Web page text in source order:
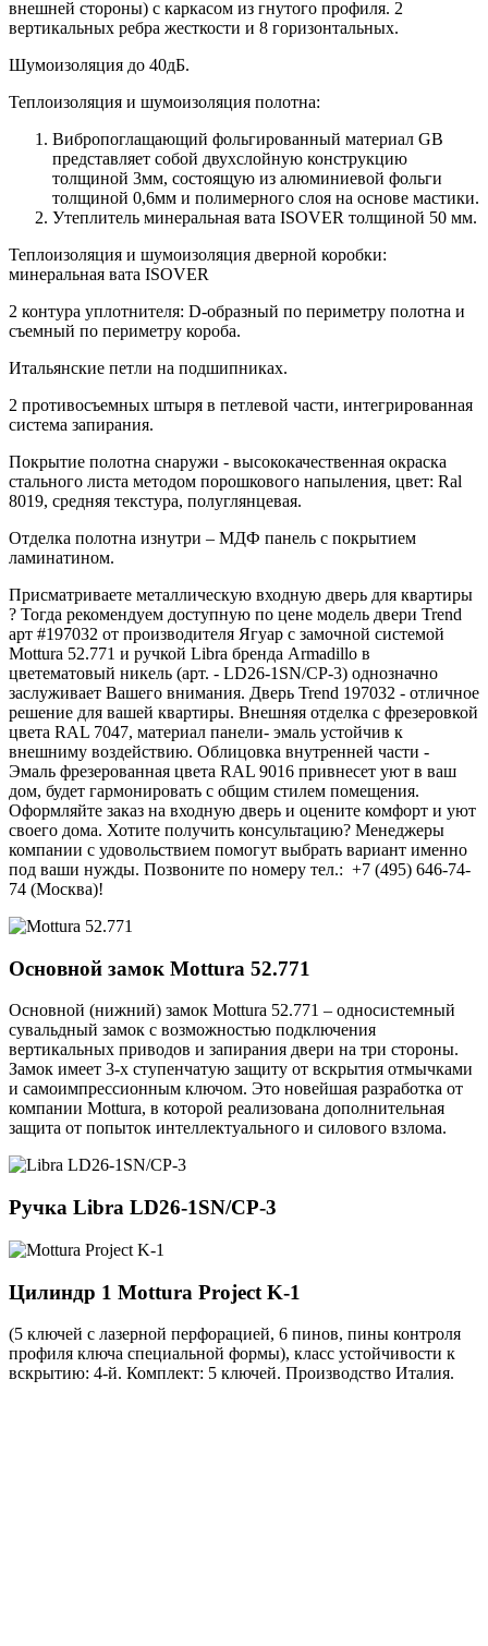
внешней стороны) c каркасом из гнутого профиля. 2
вертикальных ребра жесткости и 8 горизонтальных.
Шумоизоляция до 40дБ.
Теплоизоляция и шумоизоляция полотна:
Вибропоглащающий фольгированный материал GB
представляет собой двухслойную конструкцию
толщиной 3мм, состоящую из алюминиевой фольги
толщиной 0,6мм и полимерного слоя на основе мастики.
Утеплитель минеральная вата ISOVER толщиной 50 мм.
Теплоизоляция и шумоизоляция дверной коробки:
минеральная вата ISOVER
2 контура уплотнителя: D-образный по периметру полотна и
съемный по периметру короба.
Итальянские петли на подшипниках.
2 противосъемных штыря в петлевой части, интегрированная
система запирания.
Покрытие полотна снаружи - высококачественная окраска
стального листа методом порошкового напыления, цвет: Ral
8019, средняя текстура, полуглянцевая.
Отделка полотна изнутри – МДФ панель с покрытием
ламинатином.
Присматриваете металлическую входную дверь для квартиры
? Тогда рекомендуем доступную по цене модель двери Trend
арт #197032 от производителя Ягуар с замочной системой
Mottura 52.771 и ручкой Libra бренда Armadillo в
цветематовый никель (арт. - LD26-1SN/CP-3) однозначно
заслуживает Вашего внимания. Дверь Trend 197032 - отличное
решение для вашей квартиры. Внешняя отделка с фрезеровкой
цвета RAL 7047, материал панели- эмаль устойчив к
внешниму воздействию. Облицовка внутренней части -
Эмаль фрезерованная цвета RAL 9016 привнесет уют в ваш
дом, будет гармонировать с общим стилем помещения.
Оформляйте заказ на входную дверь и оцените комфорт и уют
своего дома. Хотите получить консультацию? Менеджеры
компании с удовольствием помогут выбрать вариант именно
под ваши нужды. Позвоните по номеру тел.: +7 (495) 646-74-
74 (Москва)!
Основной замок Mottura 52.771
Основной (нижний) замок Mottura 52.771 – односистемный
сувальдный замок с возможностью подключения
вертикальных приводов и запирания двери на три стороны.
Замок имеет 3-х ступенчатую защиту от вскрытия отмычками
и самоимпрессионным ключом. Это новейшая разработка от
компании Mottura, в которой реализована дополнительная
защита от попыток интеллектуального и силового взлома.
Ручка Libra LD26-1SN/CP-3
Цилиндр 1 Mottura Project K-1
(5 ключей с лазерной перфорацией, 6 пинов, пины контроля
профиля ключа специальной формы), класс устойчивости к
вскрытию: 4-й. Комплект: 5 ключей. Производство Италия.